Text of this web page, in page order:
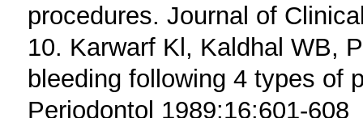
procedures. Journal of
10. Karwarf Kl, Kaldhal WB,
bleeding following 4 types of
Periodontol 1989:16:601-608